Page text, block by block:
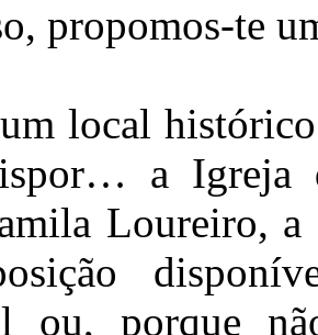
propomos-te
local
a Igreja
Loureiro, a
ou, porque